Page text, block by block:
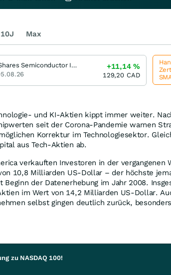
und KI-Aktien kippt immer weiter.
seit der Corona-Pandemie warnen
Korrektur im Technologiesektor.
aus Tech-Aktien ab.
verkauften Investoren in der vergangenen
10,8 Milliarden US-Dollar – der höchste
der Datenerhebung im Jahr 2008.
im Wert von 14,2 Milliarden US-Dollar.
selbst gingen deutlich zurück,
zu NASDAQ 100!
10J Max
iShares Semiconductor Index ETF
+11,14 %
129,20 CAD